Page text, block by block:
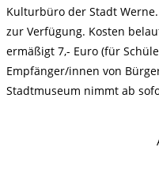
Kulturbüro der Stadt
zur Verfügung. Kosten
ermäßigt 7,- Euro (für
Empfänger/innen von
Stadtmuseum nimmt ab